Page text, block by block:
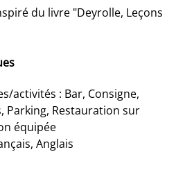
du livre "Deyrolle, Leçons
activités : Bar, Consigne,
Parking, Restauration sur
équipée
Anglais